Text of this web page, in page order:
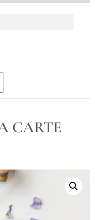
CARTE